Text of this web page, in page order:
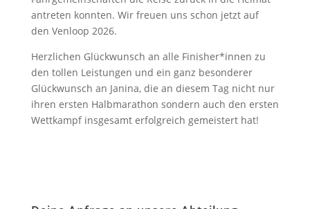
antreten konnten. Wir freuen uns schon jetzt auf
den Venloop 2026.
Herzlichen Glückwunsch an alle Finisher*innen zu
den tollen Leistungen und ein ganz besonderer
Glückwunsch an Janina, die an diesem Tag nicht nur
ihren ersten Halbmarathon sondern auch den ersten
Wettkampf insgesamt erfolgreich gemeistert hat!